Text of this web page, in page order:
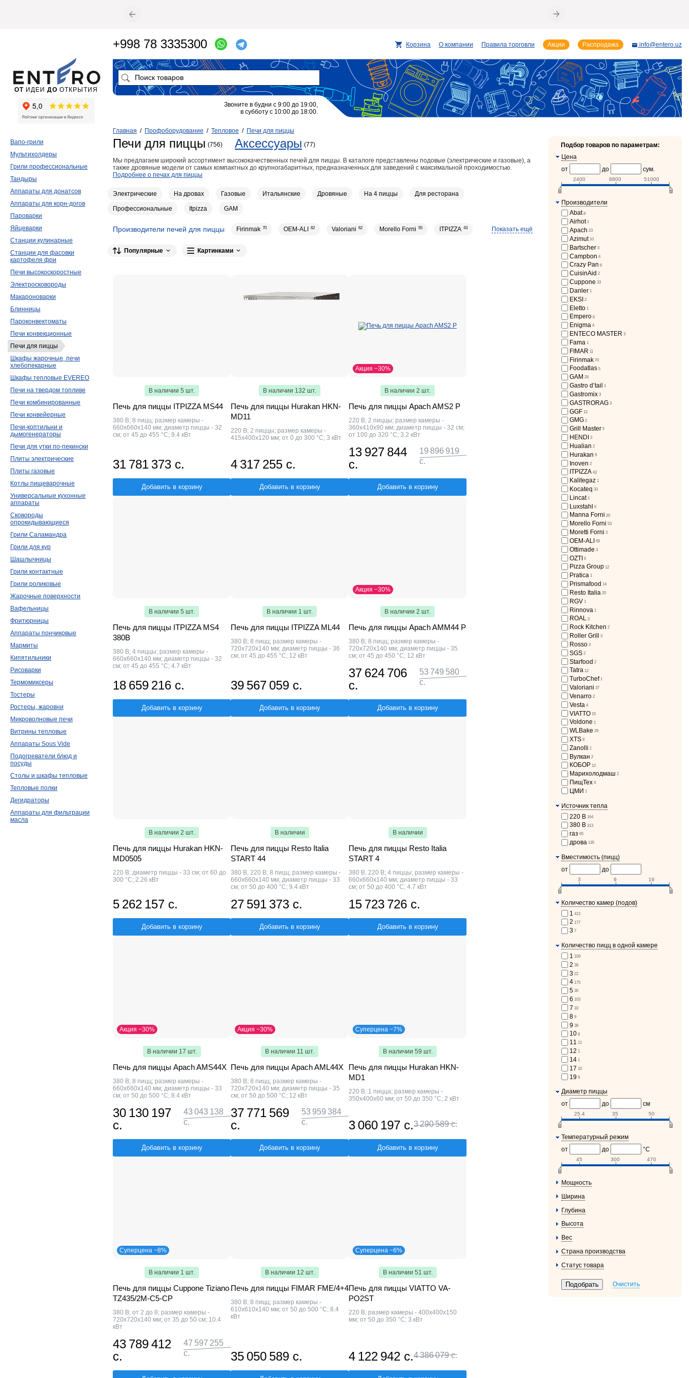
Главная / Профоборудование / Тепловое / Печи для пиццы
Печи для пиццы (756) Аксессуары (77)
Мы предлагаем широкий ассортимент высококачественных печей для пиццы. В каталоге представлены подовые (электрические и газовые), а
также дровяные модели от самых компактных до крупногабаритных, предназначенных для заведений с максимальной проходимостью.
Подробнее о печах для пиццы
Электрические На дровах Газовые Итальянские Дровяные На 4 пиццы Для ресторана
Профессиональные Itpizza GAM
Показать ещё
Производители печей для пиццы Firinmak 70 OEM-ALI 62 Valoriani 62 Morello Forni 55 ITPIZZA 43
Популярные Картинками
В наличии 5 шт.
Печь для пиццы ITPIZZA MS44
380 В; 8 пицц; размер камеры -
660х660х140 мм; диаметр пиццы - 32
см; от 45 до 455 °С; 9.4 кВт
31 781 373 с.
Добавить в корзину
В наличии 132 шт.
Печь для пиццы Hurakan HKN-
MD11
220 В; 2 пиццы; размер камеры -
415х400х120 мм; от 0 до 300 °С; 3 кВт
4 317 255 с.
Добавить в корзину
Акция −30%
В наличии 2 шт.
Печь для пиццы Apach AMS2 P
220 В; 2 пиццы; размер камеры -
360х410х90 мм; диаметр пиццы - 32 см;
от 100 до 320 °С; 3.2 кВт
13 927 844
с.
19 896 919
с.
Добавить в корзину
В наличии 5 шт.
Печь для пиццы ITPIZZA MS4
380В
380 В; 4 пиццы; размер камеры -
660х660х140 мм; диаметр пиццы - 32
см; от 45 до 455 °С; 4.7 кВт
18 659 216 с.
Добавить в корзину
В наличии 1 шт.
Печь для пиццы ITPIZZA ML44
380 В; 8 пицц; размер камеры -
720x720x140 мм; диаметр пиццы - 36
см; от 45 до 455 °С; 12 кВт
39 567 059 с.
Добавить в корзину
Акция −30%
В наличии 2 шт.
Печь для пиццы Apach AMM44 P
380 В; 8 пицц; размер камеры -
720x720x140 мм; диаметр пиццы - 35
см; от 45 до 450 °С; 12 кВт
37 624 706
с.
53 749 580
с.
Добавить в корзину
В наличии 2 шт.
Печь для пиццы Hurakan HKN-
MD0505
220 В; диаметр пиццы - 33 см; от 60 до
300 °С; 2.26 кВт
5 262 157 с.
Добавить в корзину
В наличии
Печь для пиццы Resto Italia
START 44
380 В, 220 В; 8 пицц; размер камеры -
660х660х140 мм; диаметр пиццы - 33
см; от 50 до 400 °С; 9.4 кВт
27 591 373 с.
Добавить в корзину
В наличии
Печь для пиццы Resto Italia
START 4
380 В, 220 В; 4 пиццы; размер камеры -
660х660х140 мм; диаметр пиццы - 33
см; от 50 до 400 °С; 4.7 кВт
15 723 726 с.
Добавить в корзину
Акция −30%
В наличии 17 шт.
Печь для пиццы Apach AMS44X
380 В; 8 пицц; размер камеры -
660x660x140 мм; диаметр пиццы - 33
см; от 50 до 500 °С; 8.4 кВт
30 130 197
с.
43 043 138
с.
Добавить в корзину
Акция −30%
В наличии 11 шт.
Печь для пиццы Apach AML44X
380 В; 8 пицц; размер камеры -
720х720х140 мм; диаметр пиццы - 35
см; от 50 до 500 °С; 12 кВт
37 771 569
с.
53 959 384
с.
Добавить в корзину
Суперцена −7%
В наличии 59 шт.
Печь для пиццы Hurakan HKN-
MD1
220 В; 1 пицца; размер камеры -
350x400x60 мм; от 50 до 350 °С; 2 кВт
3 060 197 с.3 290 589 с.
Добавить в корзину
Суперцена −8%
В наличии 1 шт.
Печь для пиццы Cuppone Tiziano
TZ435/2M-C5-CP
380 В; от 2 до 8; размер камеры -
720х720х140 мм; от 35 до 50 см; 10.4
кВт
43 789 412
с.
47 597 255
с.
В наличии 12 шт.
Печь для пиццы FIMAR FME/4+4
380 В; 8 пицц; размер камеры -
610x610x140 мм; от 50 до 500 °С; 8.4
кВт
35 050 589 с.
Суперцена −6%
В наличии 51 шт.
Печь для пиццы VIATTO VA-
PO2ST
220 В; размер камеры - 400х400х150
мм; от 50 до 350 °С; 3 кВт
4 122 942 с.4 386 079 с.
Подбор товаров по параметрам:
Цена
от
до сум.
2400 8800 51000
Производители
Abat 8
Airhot 1
Apach 23
Azimut 10
Bartscher 3
Campbon 4
Crazy Pan 6
CuisinAid 2
Cuppone 33
Danler 1
EKSI 2
Eletto 1
Empero 6
Enigma 4
ENTECO MASTER 3
Fama 1
FIMAR 11
Firinmak 70
Foodatlas 5
GAM 28
Gastro d’tail 1
Gastromix 3
GASTRORAG 3
GGF 12
GMG 2
Grill Master 5
HENDI 3
Hualian 2
Hurakan 9
Inoven 2
ITPIZZA 43
Kalitegaz 1
Kocateq 33
Lincat 1
Luxstahl 6
Manna Forni 20
Morello Forni 53
Moretti Forni 3
OEM-ALI 69
Ottimade 3
OZTI 6
Pizza Group 12
Pratica 1
Prismafood 14
Resto Italia 20
RGV 1
Rinnova 1
ROAL 3
Rock Kitchen 2
Roller Grill 3
Rosso 3
SGS 2
Starfood 2
Tatra 12
TurboChef 1
Valoriani 37
Venarro 2
Vesta 4
VIATTO 15
Voldone 1
WLBake 29
XTS 8
Zanolli 1
Вулкан 2
КОБОР 12
Марихолодмаш 2
ПищТех 4
ЦМИ 1
Источник тепла
220 В 164
380 В 313
газ 65
дрова 135
Вместимость (пицц)
от
до
3 9 16
Количество камер (подов)
1 413
2 177
3 7
Количество пицц в одной камере
1 109
2 38
3 22
4 175
5 30
6 103
7 33
8 9
9 38
10 8
11 11
12 1
14 1
17 10
19 9
Диаметр пиццы
от
до см
25.4 35 50
Температурный режим
от
до °С
45 300 470
Мощность
Ширина
Глубина
Высота
Вес
Страна производства
Статус товара
Очистить
Вапо-грили
Мультихолдеры
Грили профессиональные
Тандыры
Аппараты для донатсов
Аппараты для корн-догов
Пароварки
Яйцеварки
Станции кулинарные
Станции для фасовки
картофеля фри
Печи высокоскоростные
Электросковороды
Макароноварки
Блинницы
Пароконвектоматы
Печи конвекционные
Печи для пиццы
Шкафы жарочные, печи
хлебопекарные
Шкафы тепловые EVEREO
Печи на твердом топливе
Печи комбинированные
Печи конвейерные
Печи-коптильни и
дымогенераторы
Печи для утки по-пекински
Плиты электрические
Плиты газовые
Котлы пищеварочные
Универсальные кухонные
аппараты
Сковороды
опрокидывающиеся
Грили Саламандра
Грили для кур
Шашлычницы
Грили контактные
Грили роликовые
Жарочные поверхности
Вафельницы
Фритюрницы
Аппараты пончиковые
Мармиты
Кипятильники
Рисоварки
Термомиксеры
Тостеры
Ростеры, жаровни
Микроволновые печи
Витрины тепловые
Аппараты Sous Vide
Подогреватели блюд и
посуды
Столы и шкафы тепловые
Тепловые полки
Дегидраторы
Аппараты для фильтрации
масла
ОТ ИДЕИ ДО ОТКРЫТИЯ
+998 78 3335300 Корзина О компании Правила торговли Акции Распродажа info@entero.uz
Звоните в будни с 9:00 до 19:00,
в субботу с 10:00 до 18:00.